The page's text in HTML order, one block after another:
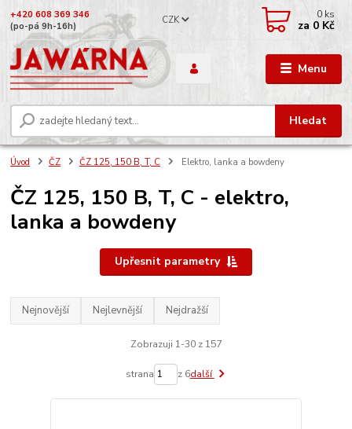
Menu
CZK
Hledat
+420 608 369 346
(po-pá 9h-16h)
0 ks
za 0 Kč
Úvod ČZ ČZ 125, 150 B, T, C Elektro, lanka a bowdeny
ČZ 125, 150 B, T, C - elektro,
lanka a bowdeny
Upřesnit parametry
Nejnovější Nejlevnější Nejdražší
Zobrazuji 1-30 z 157
strana z 6další